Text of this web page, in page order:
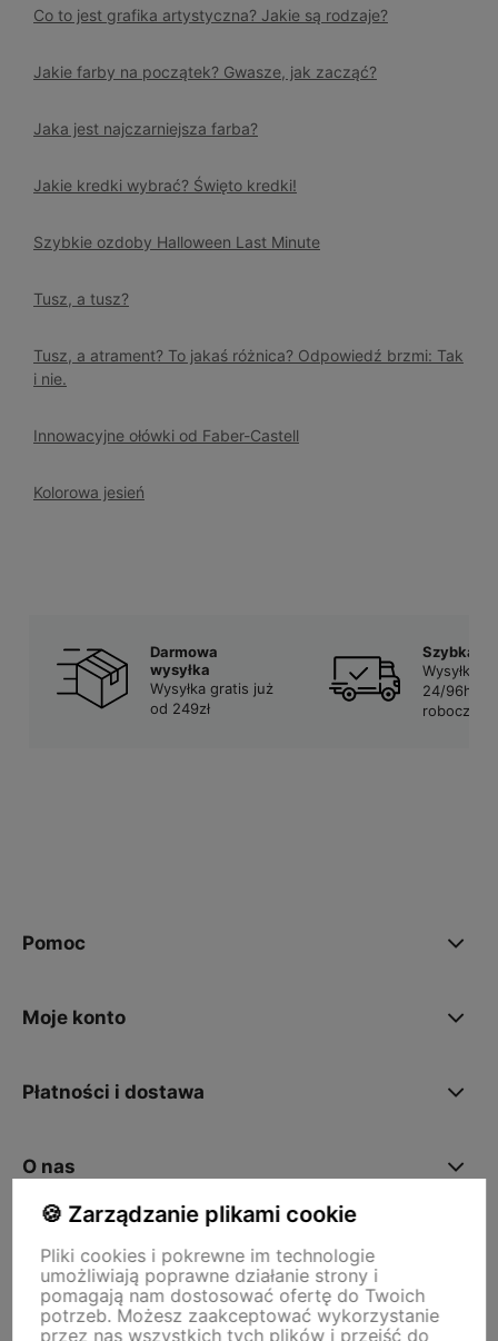
Co to jest grafika artystyczna? Jakie są rodzaje?
Jakie farby na początek? Gwasze, jak zacząć?
Jaka jest najczarniejsza farba?
Jakie kredki wybrać? Święto kredki!
Szybkie ozdoby Halloween Last Minute
Tusz, a tusz?
Tusz, a atrament? To jakaś różnica? Odpowiedź brzmi: Tak
i nie.
Innowacyjne ołówki od Faber-Castell
Kolorowa jesień
Darmowa
wysyłka
Wysyłka gratis już
od 249zł
Szybka
Wysyłka w
24/96h w
robocze
Pomoc
Moje konto
Płatności i dostawa
O nas
Storm - sklep plastyczny
Adres sklepu internetowego:ul. Kazimierza Wielkiego 29a, 50-077
WrocławSiedziba firmy:ul. Jana Uphagena 19, 80-237 Gdańsk NIP:
5840152571
zamowienia@stormplastyczny.pl| Tel.:781350938
🍪 Zarządzanie plikami cookie
Pliki cookies i pokrewne im technologie
umożliwiają poprawne działanie strony i
pomagają nam dostosować ofertę do Twoich
potrzeb. Możesz zaakceptować wykorzystanie
przez nas wszystkich tych plików i przejść do